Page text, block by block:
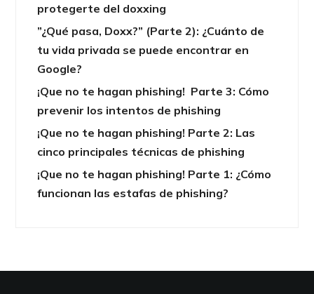
protegerte del doxxing
”¿Qué pasa, Doxx?” (Parte 2): ¿Cuánto de
tu vida privada se puede encontrar en
Google?
¡Que no te hagan phishing! Parte 3: Cómo
prevenir los intentos de phishing
¡Que no te hagan phishing! Parte 2: Las
cinco principales técnicas de phishing
¡Que no te hagan phishing! Parte 1: ¿Cómo
funcionan las estafas de phishing?